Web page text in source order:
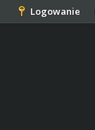
Logowanie